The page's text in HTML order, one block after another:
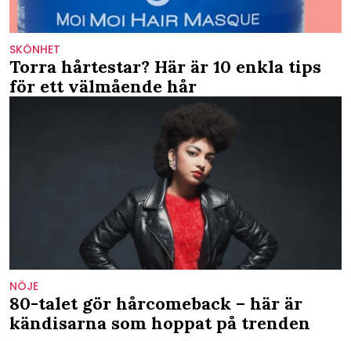
SKÖNHET
Torra hårtestar? Här är 10 enkla tips
för ett välmående hår
NÖJE
80-talet gör hårcomeback – här är
kändisarna som hoppat på trenden